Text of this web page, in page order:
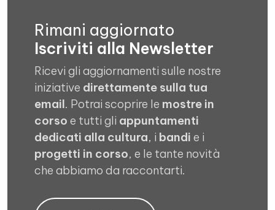
Rimani aggiornato
Iscriviti alla Newsletter
Ricevi gli aggiornamenti sulle nostre
iniziative direttamente sulla tua
email. Potrai scoprire le mostre in
corso e tutti gli appuntamenti
dedicati alla cultura, i bandi e i
progetti in corso, e le tante novità
che abbiamo da raccontarti.